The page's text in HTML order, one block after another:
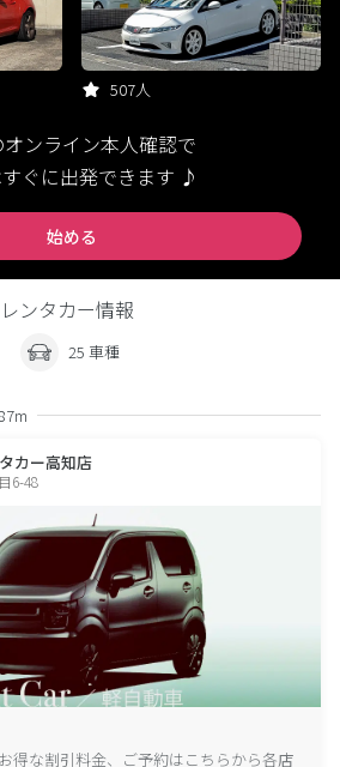
507人
ンライン本人確認で
ぐに出発できます ♪
始める
ンタカー情報
25 車種
カー高知店
6-48
得な割引料金、ご予約はこちらから各店